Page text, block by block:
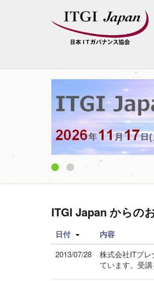
ITGI Japan からの
日付 内容
2013/07/28
株式会社ITプレ
ています。受